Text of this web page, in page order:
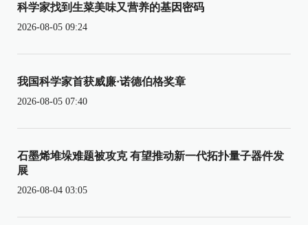
科学家找到生菜美味又营养的基因密码
2026-08-05 09:24
我国科学家首获威廉·诺德伯格奖章
2026-08-05 07:40
石墨烯堆垛难题被攻克 有望推动新一代拓扑量子器件发
展
2026-08-04 03:05